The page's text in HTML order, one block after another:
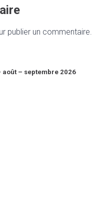
publier un commentaire.
août – septembre 2026